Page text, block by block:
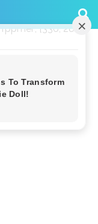
{cmd: []};
[336, 280],